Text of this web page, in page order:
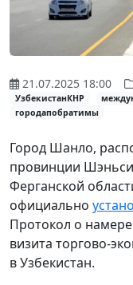
21.07.2025 18:00
УзбекистанКНР
городапобратимы
Город Шанло,
провинции
Ферганской
официально
Протокол о
визита торгово-
в Узбекистан.